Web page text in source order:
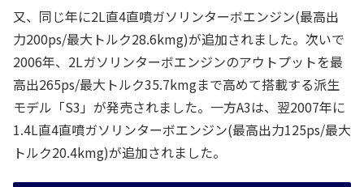
又、同じ年に2L直4直噴ガソリンターボエンジン(最高出
力200ps/最大トルク28.6kmg)が追加されました。次いで
2006年、2Lガソリンターボエンジンのアウトプットを最
高出265ps/最大トルク35.7kmgまで高めて搭載する派生
モデル「S3」が発売されました。一方A3は、翌2007年に
1.4L直4直噴ガソリンターボエンジン(最高出力125ps/最大
トルク20.4kmg)が追加されました。